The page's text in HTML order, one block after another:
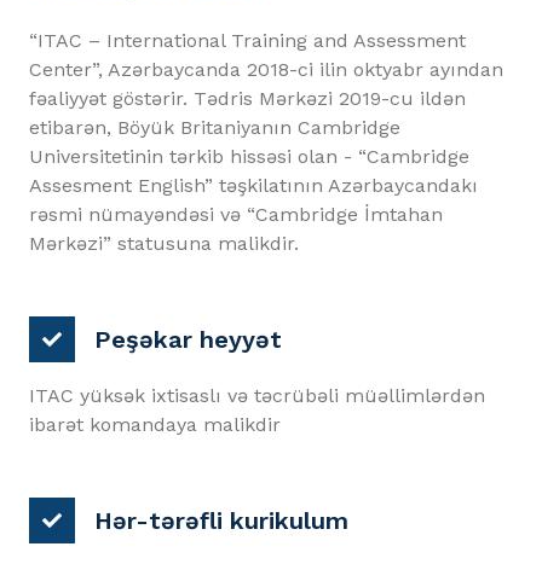
“ITAC – International Training and Assessment
Center”, Azərbaycanda 2018-ci ilin oktyabr ayından
fəaliyyət göstərir. Tədris Mərkəzi 2019-cu ildən
etibarən, Böyük Britaniyanın Cambridge
Universitetinin tərkib hissəsi olan - “Cambridge
Assesment English” təşkilatının Azərbaycandakı
rəsmi nümayəndəsi və “Cambridge İmtahan
Mərkəzi” statusuna malikdir.
Peşəkar heyyət
ITAC yüksək ixtisaslı və təcrübəli müəllimlərdən
ibarət komandaya malikdir
Hər-tərəfli kurikulum